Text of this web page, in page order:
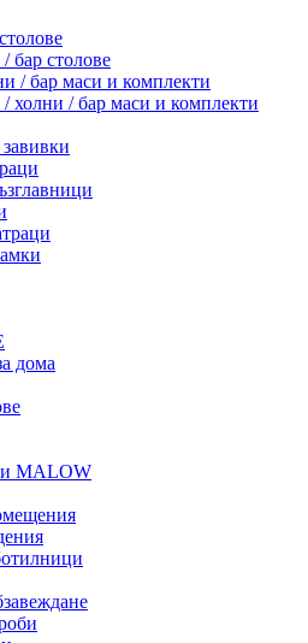
бар столове
/ бар маси и комплекти
/ холни / бар маси и комплекти
дома
MALOW